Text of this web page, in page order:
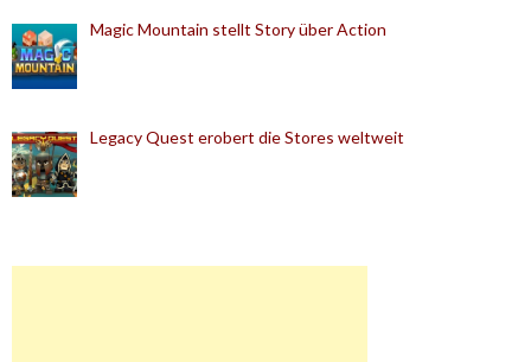
Magic Mountain stellt Story über Action
Legacy Quest erobert die Stores weltweit